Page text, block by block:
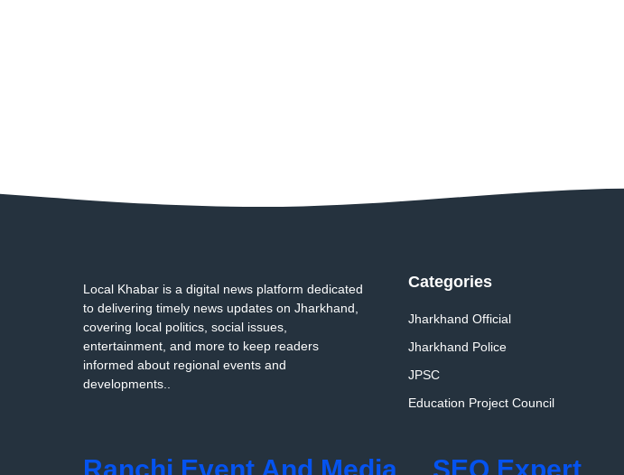
Local Khabar is a digital news platform dedicated
to delivering timely news updates on Jharkhand,
covering local politics, social issues,
entertainment, and more to keep readers
informed about regional events and
developments..
Categories
Jharkhand Official
Jharkhand Police
JPSC
Education Project Council